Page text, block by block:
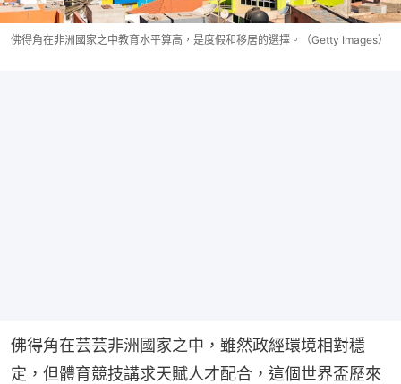
佛得角在非洲國家之中教育水平算高，是度假和移居的選擇。（Getty Images）
佛得角在芸芸非洲國家之中，雖然政經環境相對穩
定，但體育競技講求天賦人才配合，這個世界盃歷來